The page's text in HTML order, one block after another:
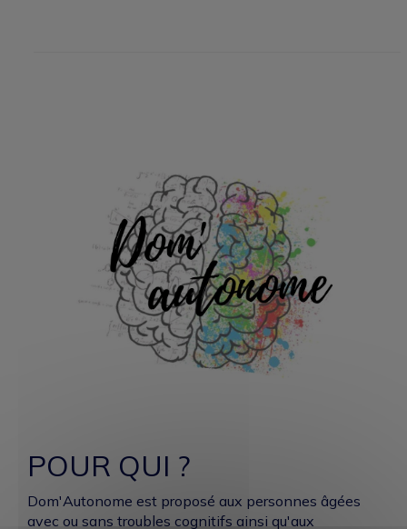
POUR QUI ?
Dom'Autonome est proposé aux personnes âgées
avec ou sans troubles cognitifs ainsi qu'aux